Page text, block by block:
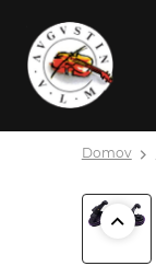
Domov